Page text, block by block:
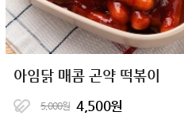
아임닭 매콤 곤약 떡볶이
5,000원 4,500원